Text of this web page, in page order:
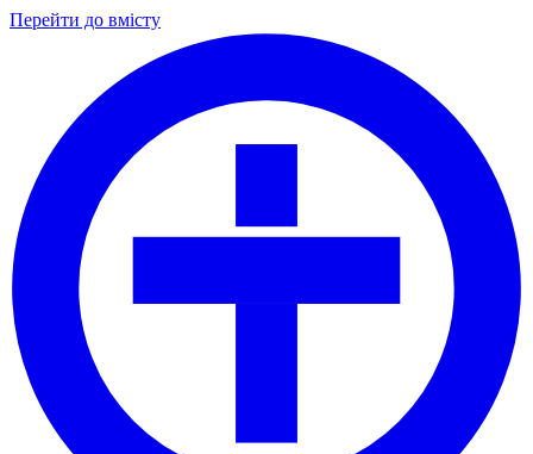
Перейти до вмісту